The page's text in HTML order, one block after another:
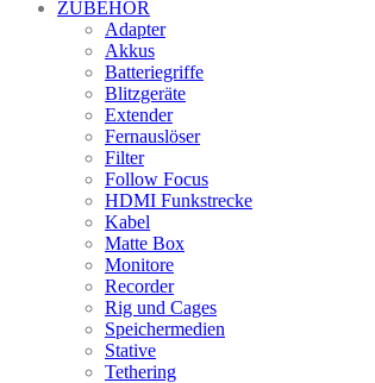
ZUBEHÖR
Adapter
Akkus
Batteriegriffe
Blitzgeräte
Extender
Fernauslöser
Filter
Follow Focus
HDMI Funkstrecke
Kabel
Matte Box
Monitore
Recorder
Rig und Cages
Speichermedien
Stative
Tethering